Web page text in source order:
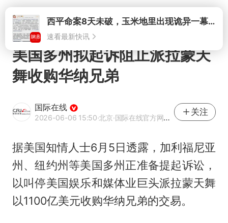
打开西平命案8天未破，玉米地里出现诡异一幕，我突然想起了欧金中
速看最新快讯
美国多州拟起诉阻止派拉蒙天
舞收购华纳兄弟
国际在线
2026-06-06 15:50·北京·国际在线官方网易号
关注
据美国知情人士6月5日透露，加利福尼亚
州、纽约州等美国多州正准备提起诉讼，
以叫停美国娱乐和媒体业巨头派拉蒙天舞
以1100亿美元收购华纳兄弟的交易。